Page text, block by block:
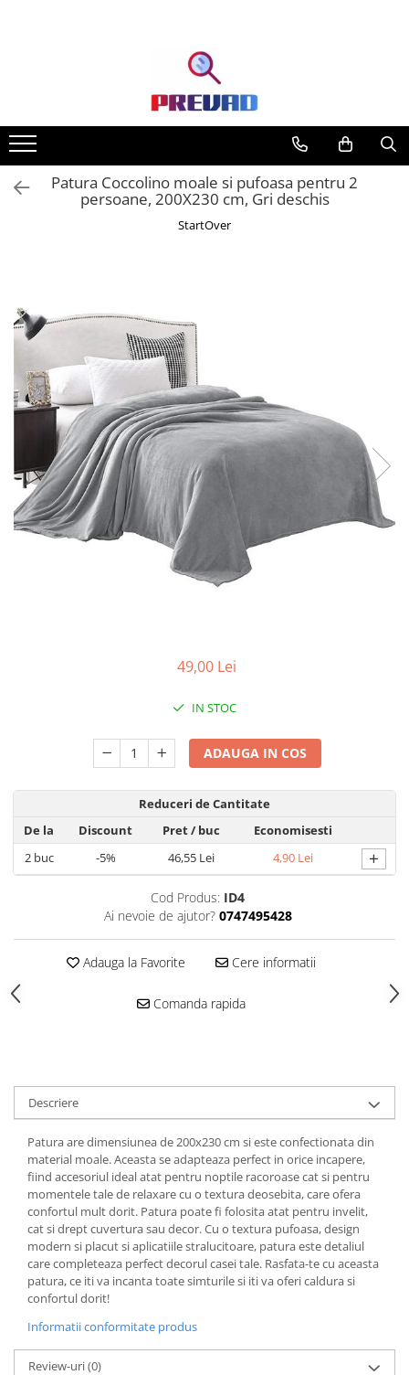
Produse cu transport gratuit –
livrare rapidă și fără costuri
Casa & Gradina
Home & Deco
Produse Cosmetice
Patura Coccolino moale si pufoasa pentru 2
persoane, 200X230 cm, Gri deschis
StartOver
49,00 Lei
IN STOC
ADAUGA IN COS
Reduceri de Cantitate
De la
Discount Pret/ buc
Economisesti
2buc -5% 46,55 Lei 4,90 Lei +
Cod Produs: ID4
Ai nevoie de ajutor? 0747495428
Adauga la Favorite Cere informatii
Comanda rapida
Descriere
Patura are dimensiunea de 200x230 cm si este confectionata din
material moale. Aceasta se adapteaza perfect in orice incapere,
fiind accesoriul ideal atat pentru noptile racoroase cat si pentru
momentele tale de relaxare cu o textura deosebita, care ofera
confortul mult dorit. Patura poate fi folosita atat pentru invelit,
cat si drept cuvertura sau decor. Cu o textura pufoasa, design
modern si placut si aplicatiile stralucitoare, patura este detaliul
care completeaza perfect decorul casei tale. Rasfata-te cu aceasta
patura, ce iti va incanta toate simturile si iti va oferi caldura si
confortul dorit!
Informatii conformitate produs
Review-uri(0)